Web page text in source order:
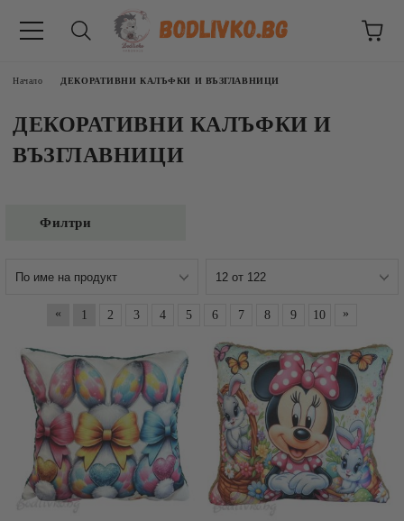
Начало ДЕКОРАТИВНИ КАЛЪФКИ И ВЪЗГЛАВНИЦИ
ДЕКОРАТИВНИ КАЛЪФКИ И
ВЪЗГЛАВНИЦИ
Филтри
« 1 2 3 4 5 6 7 8 9 10 »